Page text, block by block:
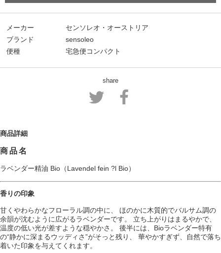
メーカー
センソレオ・オーストリア
ブランド
sensoleo
便種
宅急便コンパクト
share
商品詳細
商品名
ラベンダー精油 Bio（Lavendel fein ?l Bio）
香りの印象
甘くやわらかなフローラル調の中に、 ほのかに木質的でバルサム調の
余韻が沈むように広がるラベンダーです。 立ち上がりはまるやかで、
温度の低い光が差すような穏やかさ。 後半には、Bioラベンダー特有
の“静かに深まるウッディさ”がそっと残り、 華やかすぎず、自然で落ち
着いた印象を与えてくれます。